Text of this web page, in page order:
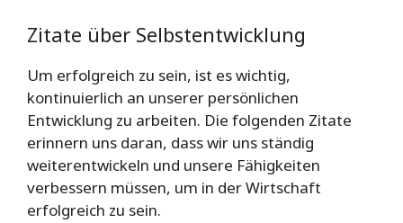
Zitate über Selbstentwicklung
Um erfolgreich zu sein, ist es wichtig,
kontinuierlich an unserer persönlichen
Entwicklung zu arbeiten. Die folgenden Zitate
erinnern uns daran, dass wir uns ständig
weiterentwickeln und unsere Fähigkeiten
verbessern müssen, um in der Wirtschaft
erfolgreich zu sein.